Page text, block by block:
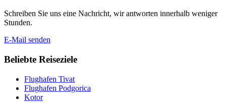
Schreiben Sie uns eine Nachricht, wir antworten innerhalb weniger
Stunden.
E-Mail senden
Beliebte Reiseziele
Flughafen Tivat
Flughafen Podgorica
Kotor